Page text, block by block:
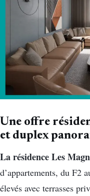
Une offre
et duplex
La résidence Les
d’appartements, du F2
élevés avec terrasses